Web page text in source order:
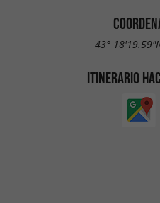
43°
ITINERARIO